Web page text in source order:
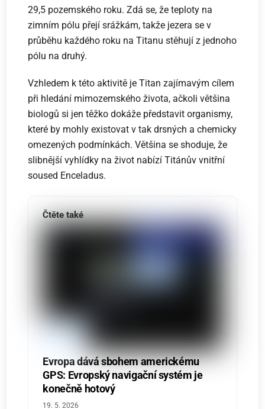
29,5 pozemského roku. Zdá se, že teploty na
zimním pólu přejí srážkám, takže jezera se v
průběhu každého roku na Titanu stěhují z jednoho
pólu na druhý.
Vzhledem k této aktivitě je Titan zajímavým cílem
při hledání mimozemského života, ačkoli většina
biologů si jen těžko dokáže představit organismy,
které by mohly existovat v tak drsných a chemicky
omezených podmínkách. Většina se shoduje, že
slibnější vyhlídky na život nabízí Titánův vnitřní
soused Enceladus.
Čtěte také
Evropa dává sbohem americkému
GPS: Evropský navigační systém je
konečně hotový
19. 5. 2026